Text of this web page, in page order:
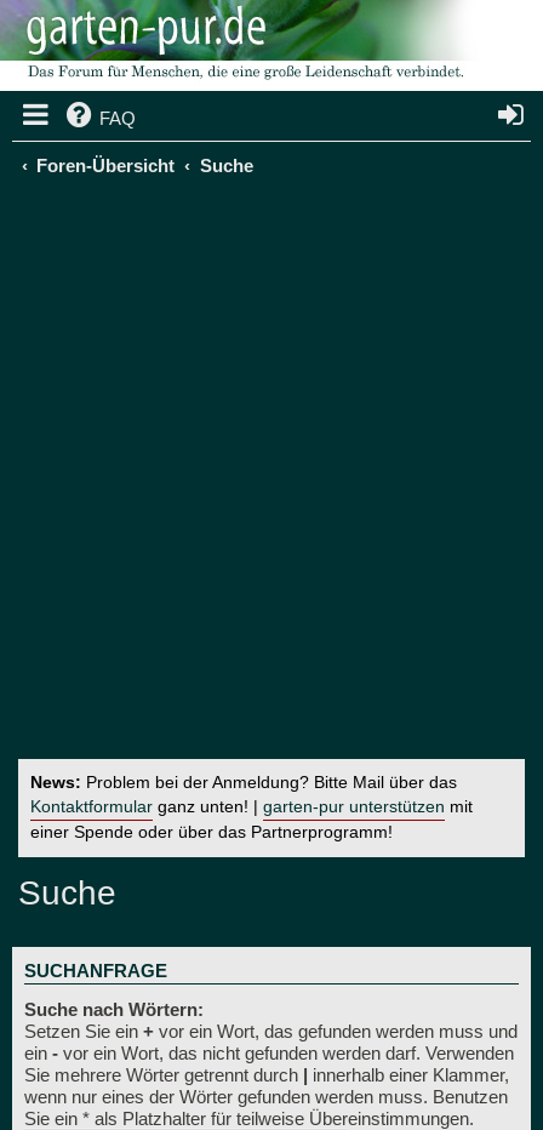
FAQ
Foren-Übersicht Suche
News: Problem bei der Anmeldung? Bitte Mail über das
Kontaktformular ganz unten! | garten-pur unterstützen mit
einer Spende oder über das Partnerprogramm!
Suche
SUCHANFRAGE
Suche nach Wörtern:
Setzen Sie ein + vor ein Wort, das gefunden werden muss und
ein - vor ein Wort, das nicht gefunden werden darf. Verwenden
Sie mehrere Wörter getrennt durch | innerhalb einer Klammer,
wenn nur eines der Wörter gefunden werden muss. Benutzen
Sie ein * als Platzhalter für teilweise Übereinstimmungen.